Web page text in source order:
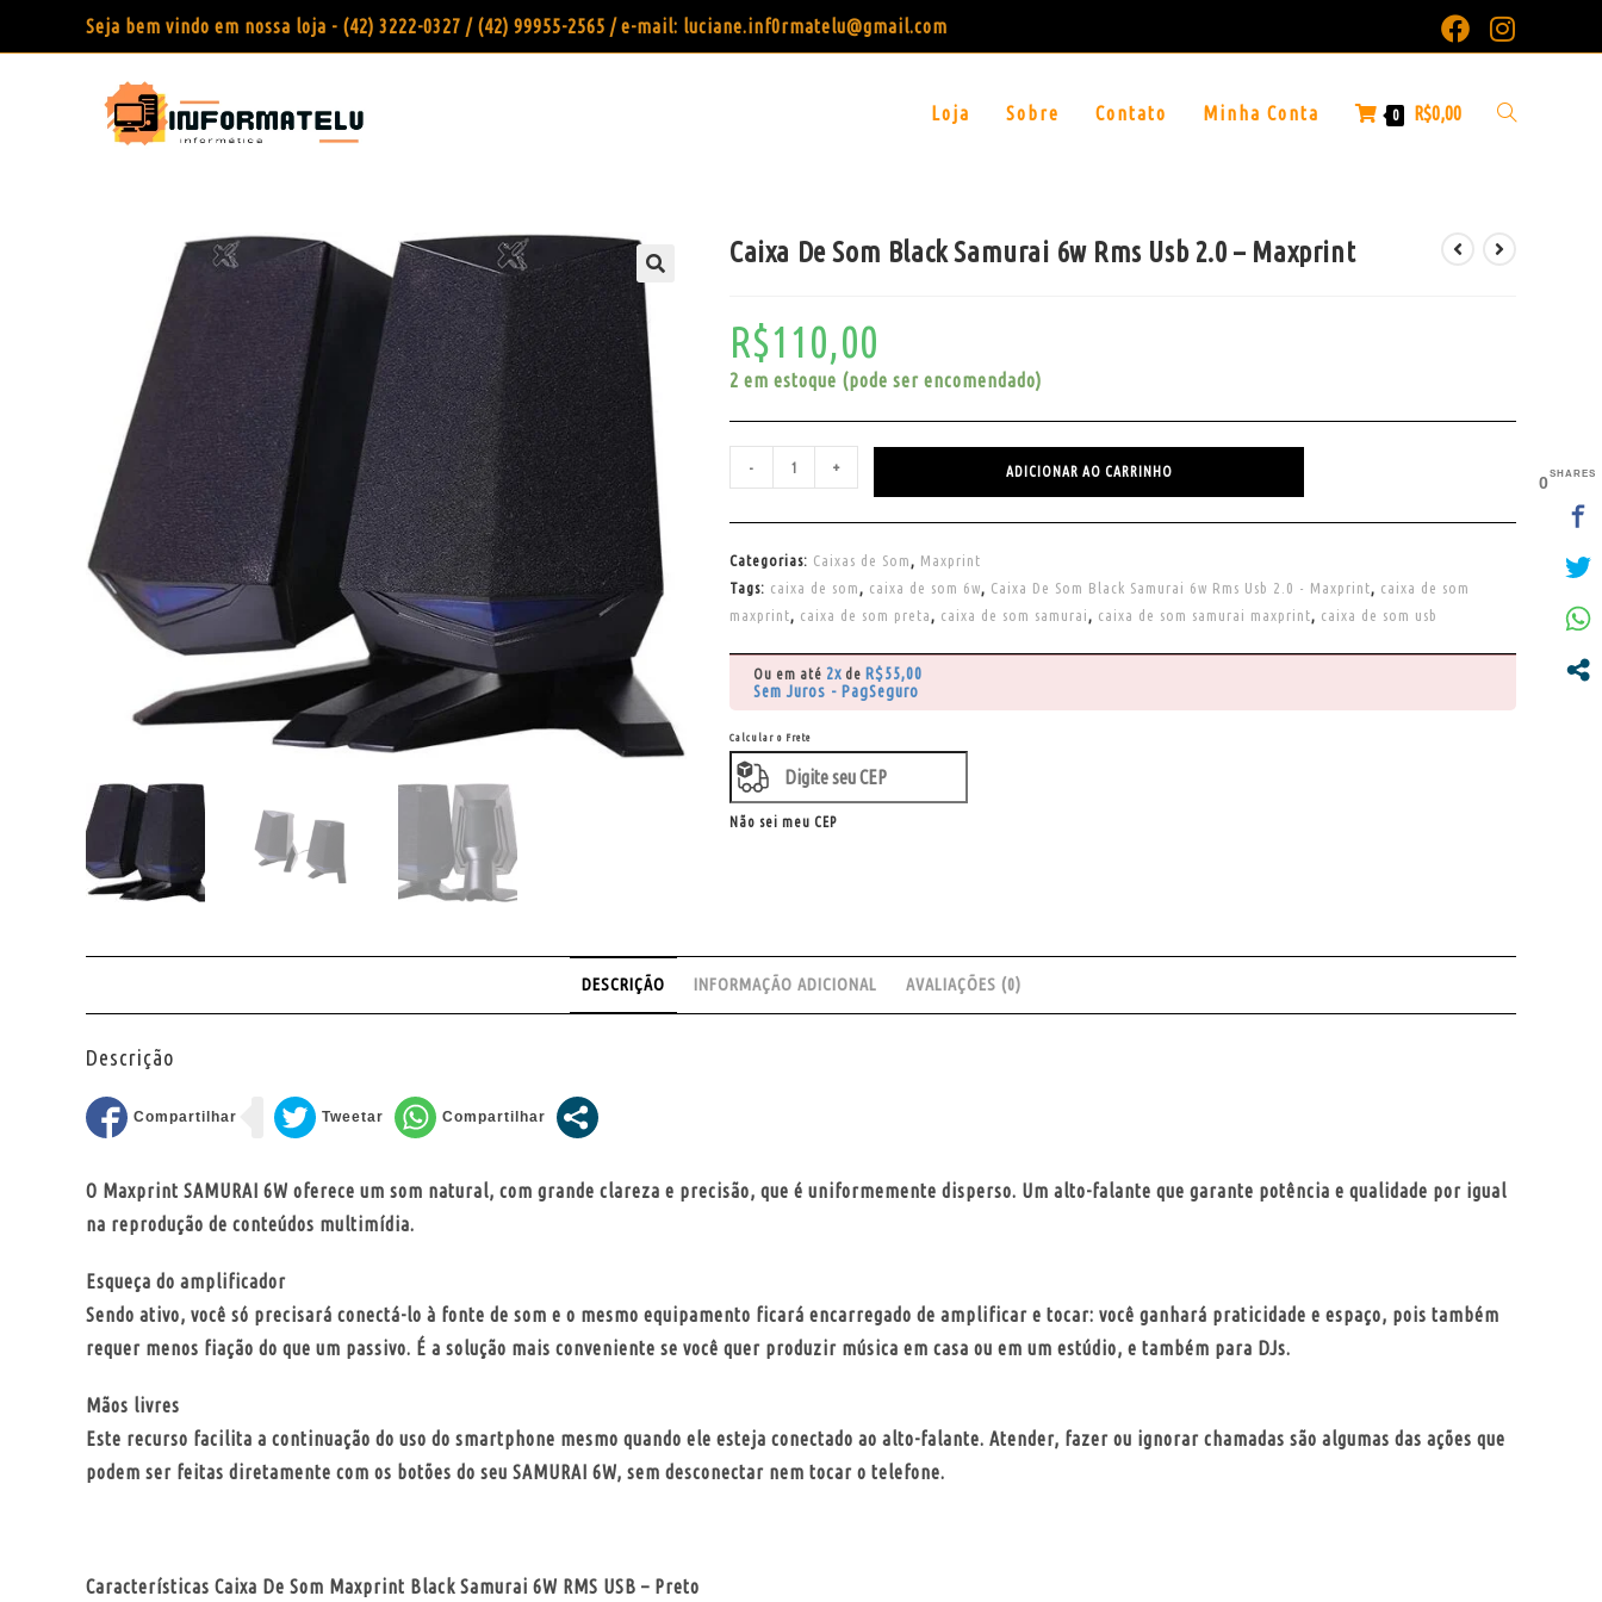
Seja bem vindo em nossa loja - (42) 3222-0327 / (42) 99955-2565 / e-mail: luciane.inf0rmatelu@gmail.com
Loja Sobre Contato Minha Conta 0 R$0,00
Caixa De Som Black Samurai 6w Rms Usb 2.0 – Maxprint
R$110,00
2 em estoque (pode ser encomendado)
- + ADICIONAR AO CARRINHO
Categorias: Caixas de Som , Maxprint
Tags: caixa de som , caixa de som 6w, Caixa De Som Black Samurai 6w Rms Usb 2.0 - Maxprint, caixa de som
maxprint, caixa de som preta , caixa de som samurai , caixa de som samurai maxprint, caixa de som usb
Ou em até 2x de R$55,00
Sem Juros - PagSeguro
Calcular o Frete
Não sei meu CEP
DESCRIÇÃO INFORMAÇÃO ADICIONAL AVALIAÇÕES (0)
Descrição
O Maxprint SAMURAI 6W oferece um som natural, com grande clareza e precisão, que é uniformemente disperso. Um alto-falante que garante potência e qualidade por igual
na reprodução de conteúdos multimídia.
Esqueça do amplificador
Sendo ativo, você só precisará conectá-lo à fonte de som e o mesmo equipamento ficará encarregado de amplificar e tocar: você ganhará praticidade e espaço, pois também
requer menos fiação do que um passivo. É a solução mais conveniente se você quer produzir música em casa ou em um estúdio, e também para DJs.
Mãos livres
Este recurso facilita a continuação do uso do smartphone mesmo quando ele esteja conectado ao alto-falante. Atender, fazer ou ignorar chamadas são algumas das ações que
podem ser feitas diretamente com os botões do seu SAMURAI 6W, sem desconectar nem tocar o telefone.
Características Caixa De Som Maxprint Black Samurai 6W RMS USB – Preto
0SHARES